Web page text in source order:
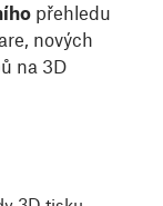
přehledu
nových
na 3D